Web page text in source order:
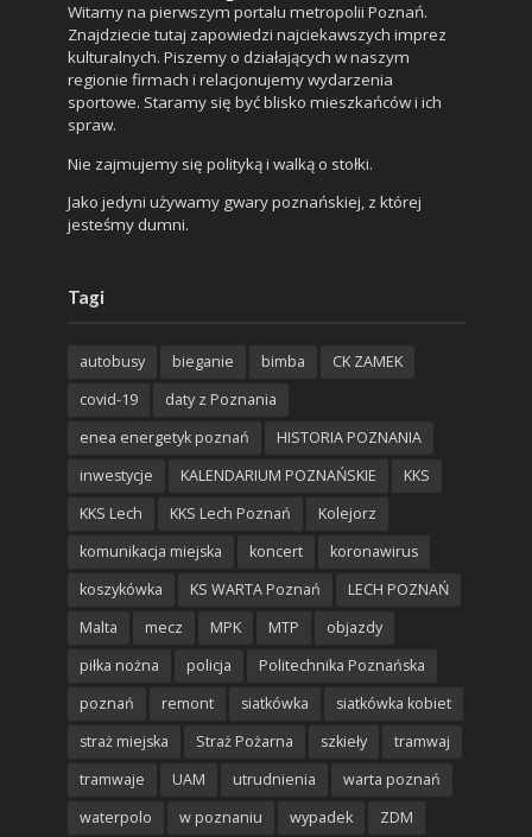
Witamy na pierwszym portalu metropolii Poznań.
Znajdziecie tutaj zapowiedzi najciekawszych imprez
kulturalnych. Piszemy o działających w naszym
regionie firmach i relacjonujemy wydarzenia
sportowe. Staramy się być blisko mieszkańców i ich
spraw.
Nie zajmujemy się polityką i walką o stołki.
Jako jedyni używamy gwary poznańskiej, z której
jesteśmy dumni.
Tagi
autobusy bieganie bimba
CK ZAMEK
covid-19
daty z Poznania
enea energetyk poznań
HISTORIA POZNANIA
inwestycje
KALENDARIUM POZNAŃSKIE
KKS
KKS Lech
KKS Lech Poznań
Kolejorz
komunikacja miejska
koncert
koronawirus
koszykówka
KS WARTA Poznań
LECH POZNAŃ
Malta
mecz MPK MTP
objazdy
piłka nożna
policja
Politechnika Poznańska
poznań
remont siatkówka
siatkówka kobiet
straż miejska
Straż Pożarna szkieły
tramwaj
tramwaje
UAM utrudnienia
warta poznań
waterpolo
w poznaniu wypadek ZDM